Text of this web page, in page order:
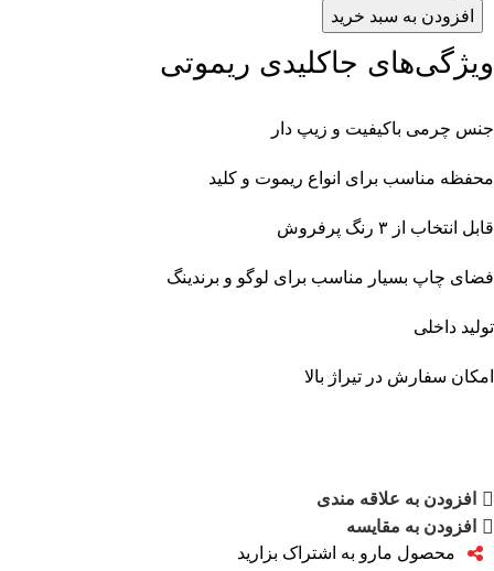
افزودن به سبد خرید
ویژگی‌های جاکلیدی ریموتی
جنس چرمی باکیفیت و زیپ دار
محفظه مناسب برای انواع ریموت و کلید
قابل انتخاب از ۳ رنگ پرفروش
فضای چاپ بسیار مناسب برای لوگو و برندینگ
تولید داخلی
امکان سفارش در تیراژ بالا
افزودن به علاقه مندی
افزودن به مقایسه
محصول مارو به اشتراک بزارید